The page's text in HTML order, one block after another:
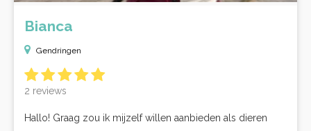
Bianca
Gendringen
2 reviews
Hallo! Graag zou ik mijzelf willen aanbieden als dieren